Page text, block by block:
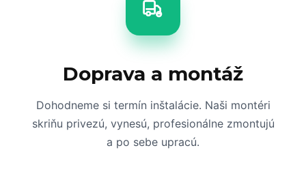
Doprava a montáž
Dohodneme si termín inštalácie. Naši montéri
skriňu privezú, vynesú, profesionálne zmontujú
a po sebe upracú.